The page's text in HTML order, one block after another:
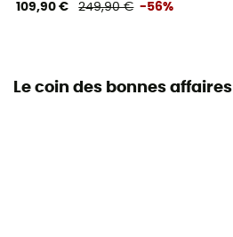
109,90 € 249,90 € -56%
Le coin des bonnes affaires